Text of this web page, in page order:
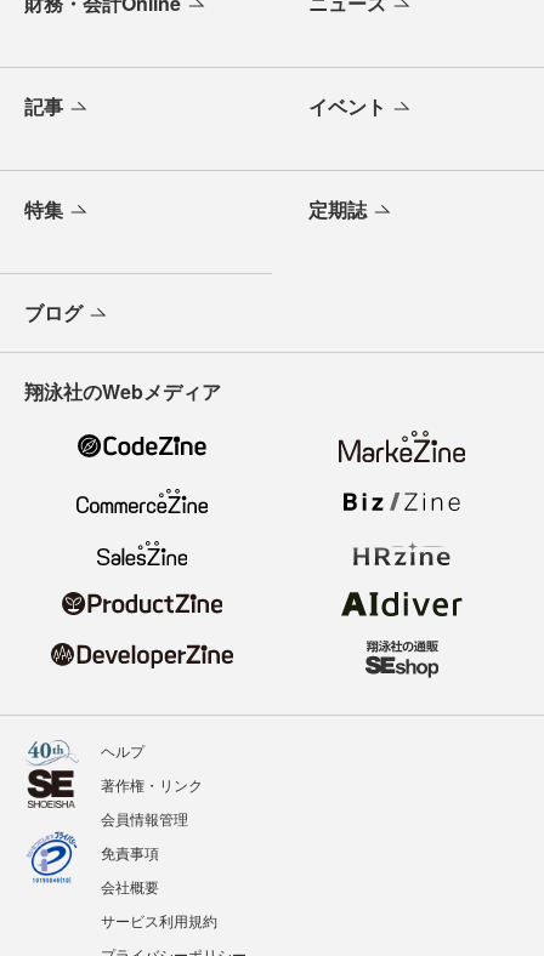
記事 イベント
特集 定期誌
ブログ
翔泳社のWebメディア
ヘルプ
著作権・リンク
会員情報管理
免責事項
会社概要
サービス利用規約